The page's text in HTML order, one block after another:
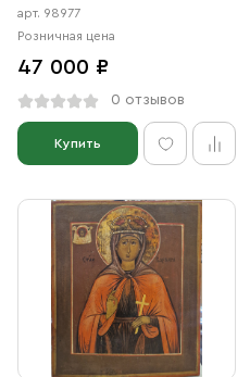
арт. 98977
Розничная цена
47 000 ₽
0 отзывов
Купить